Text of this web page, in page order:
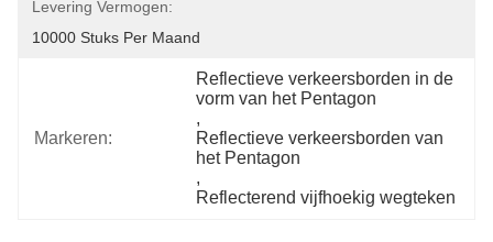
Levering Vermogen:
10000 Stuks Per Maand
Markeren:
Reflectieve verkeersborden in de
vorm van het Pentagon
,
Reflectieve verkeersborden van
het Pentagon
,
Reflecterend vijfhoekig wegteken